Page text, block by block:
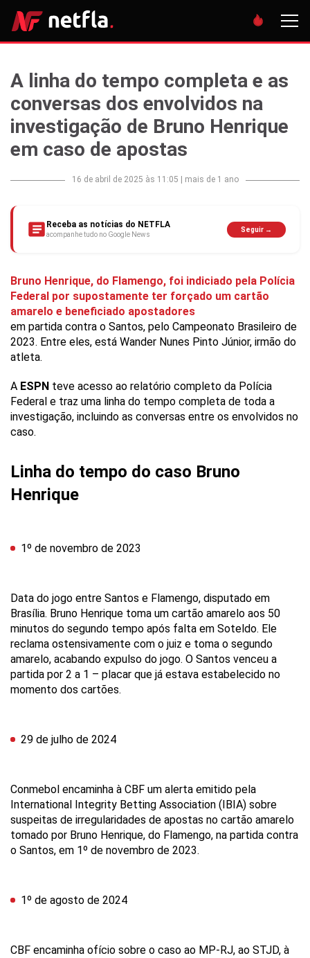
A linha do tempo completa e as
conversas dos envolvidos na
investigação de Bruno Henrique
em caso de apostas
16 de abril de 2025 às 11:05 mais de 1 ano
Receba as notícias do NETFLA
acompanhe tudo no Google News
Seguir →
Bruno Henrique, do Flamengo, foi indiciado pela Polícia
Federal por supostamente ter forçado um cartão
amarelo e beneficiado apostadores
em partida contra o Santos, pelo Campeonato Brasileiro de
2023. Entre eles, está Wander Nunes Pinto Júnior, irmão do
atleta.
A ESPN teve acesso ao relatório completo da Polícia
Federal e traz uma linha do tempo completa de toda a
investigação, incluindo as conversas entre os envolvidos no
caso.
Linha do tempo do caso Bruno
Henrique
1º de novembro de 2023
Data do jogo entre Santos e Flamengo, disputado em
Brasília. Bruno Henrique toma um cartão amarelo aos 50
minutos do segundo tempo após falta em Soteldo. Ele
reclama ostensivamente com o juiz e toma o segundo
amarelo, acabando expulso do jogo. O Santos venceu a
partida por 2 a 1 – placar que já estava estabelecido no
momento dos cartões.
29 de julho de 2024
Conmebol encaminha à CBF um alerta emitido pela
International Integrity Betting Association (IBIA) sobre
suspeitas de irregularidades de apostas no cartão amarelo
tomado por Bruno Henrique, do Flamengo, na partida contra
o Santos, em 1º de novembro de 2023.
1º de agosto de 2024
CBF encaminha ofício sobre o caso ao MP-RJ, ao STJD, à